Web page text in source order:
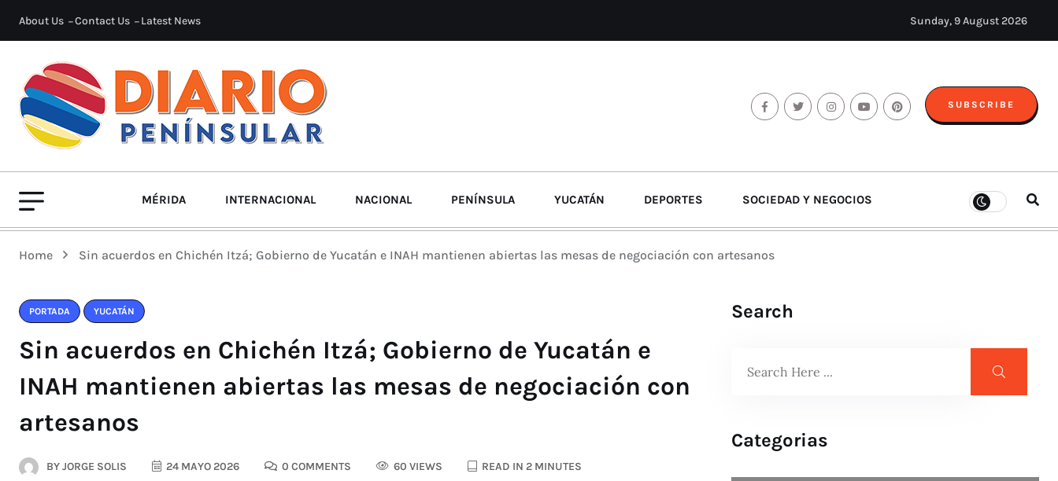
About Us Contact Us Latest News Sunday, 9 August 2026
SUBSCRIBE
MÉRIDA INTERNACIONAL NACIONAL PENÍNSULA YUCATÁN DEPORTES SOCIEDAD Y NEGOCIOS
Home Sin acuerdos en Chichén Itzá; Gobierno de Yucatán e INAH mantienen abiertas las mesas de negociación con artesanos
PORTADA YUCATÁN
Sin acuerdos en Chichén Itzá; Gobierno de Yucatán e
INAH mantienen abiertas las mesas de negociación con
artesanos
BYJORGE SOLIS 24 MAYO 2026 0 COMMENTS 60 VIEWS READ IN 2 MINUTES
Search
Categorias